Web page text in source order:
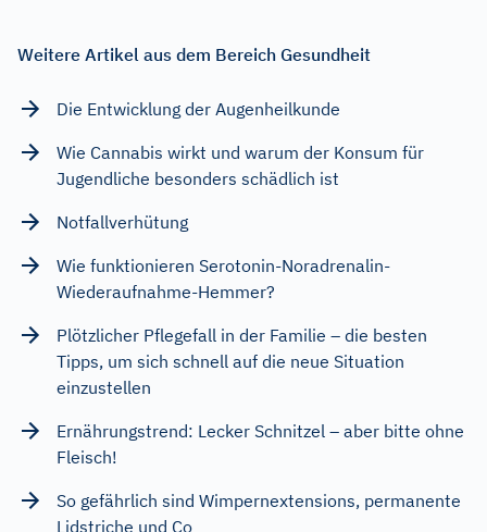
Weitere Artikel aus dem Bereich Gesundheit
Die Entwicklung der Augenheilkunde
Wie Cannabis wirkt und warum der Konsum für
Jugendliche besonders schädlich ist
Notfallverhütung
Wie funktionieren Serotonin-Noradrenalin-
Wiederaufnahme-Hemmer?
Plötzlicher Pflegefall in der Familie – die besten
Tipps, um sich schnell auf die neue Situation
einzustellen
Ernährungstrend: Lecker Schnitzel – aber bitte ohne
Fleisch!
So gefährlich sind Wimpernextensions, permanente
Lidstriche und Co